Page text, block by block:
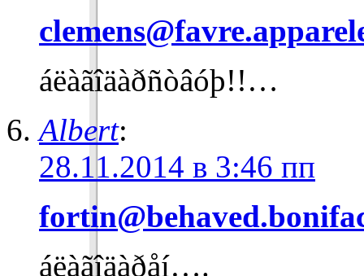
áëàãîäàðñòâóþ!!…
Albert:
28.11.2014 в 3:46 пп
áëàãîäàðåí….